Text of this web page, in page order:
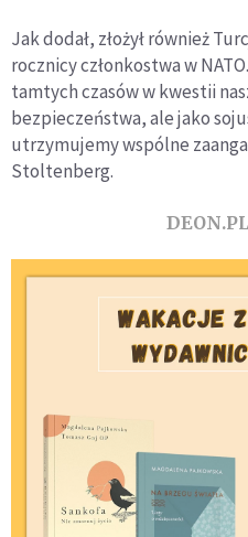
Jak dodał, złożył również
rocznicy członkostwa w
tamtych czasów w kwestii
bezpieczeństwa, ale jako
utrzymujemy wspólne
Stoltenberg.